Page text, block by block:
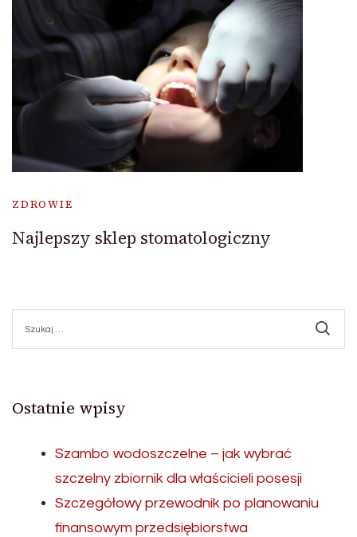
ZDROWIE
Najlepszy sklep stomatologiczny
Ostatnie wpisy
Szambo wodoszczelne – jak wybrać
szczelny zbiornik dla właścicieli posesji
Szczegółowy przewodnik po planowaniu
finansowym przedsiębiorstwa